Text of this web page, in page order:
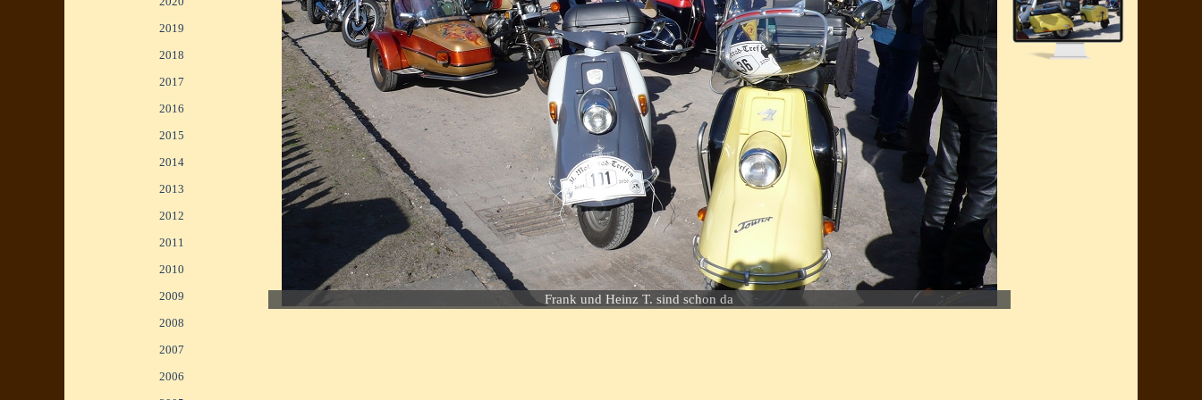
Frank und Heinz T. sind schon da
2019
▼
2018
▼
2017
▼
2016
▼
2015
▼
2014
▼
2013
▼
2012
▼
2011
2010
2009
2008
2007
2006